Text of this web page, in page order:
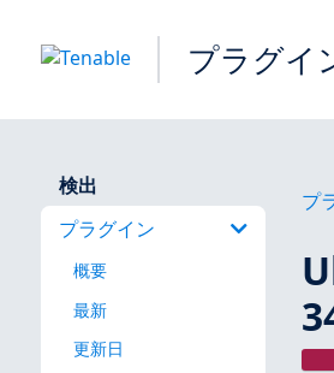
プラグイ
検出
プラグイン
概要
最新
更新日
プ